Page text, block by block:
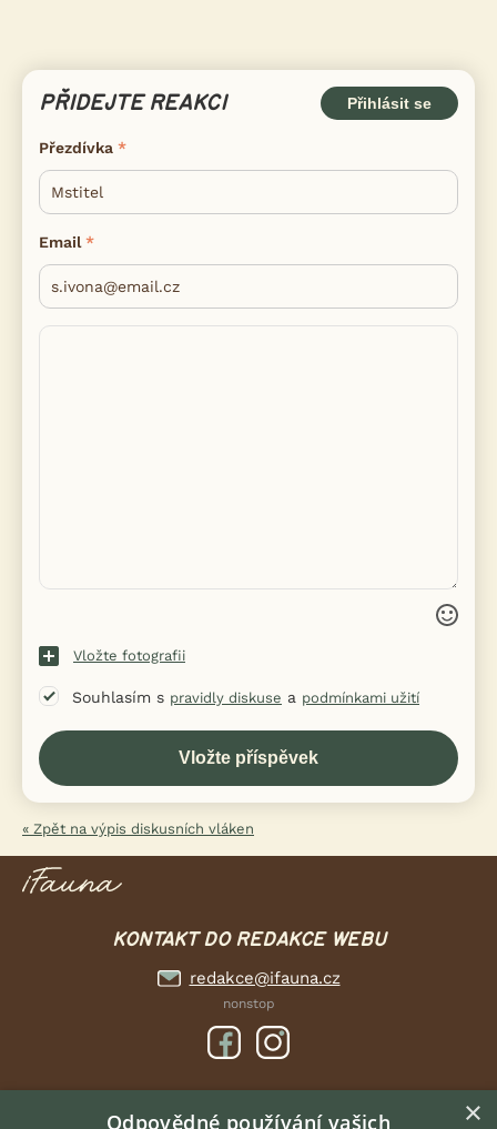
PŘIDEJTE REAKCI Přihlásit se
Přezdívka
Email
Vložte fotografii
Souhlasím s pravidly diskuse a podmínkami užití
« Zpět na výpis diskusních vláken
KONTAKT DO REDAKCE WEBU
redakce@ifauna.cz
nonstop
DOMOVSKÁ STRÁNKA ×
Odpovědné používání vašich